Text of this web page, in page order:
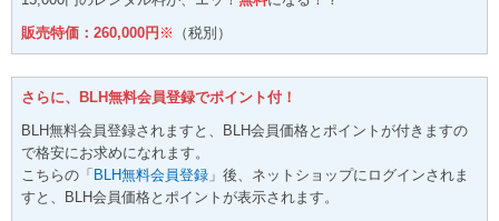
販売特価：260,000円 ※ （税別）
さらに、BLH無料会員登録でポイント付！
BLH無料会員登録されますと、BLH会員価格とポイントが付きますの
で格安にお求めになれます。
こちらの「 BLH無料会員登録 」後、ネットショップにログインされま
すと、BLH会員価格とポイントが表示されます。